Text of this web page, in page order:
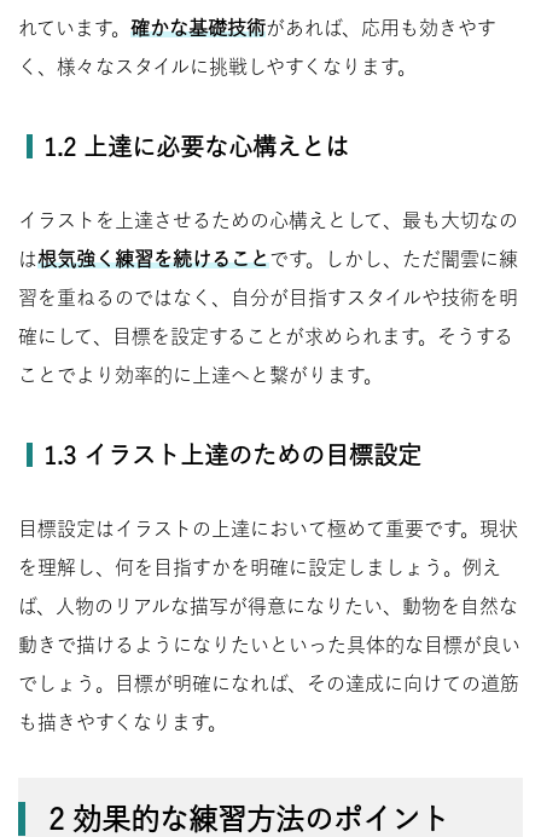
れています。 確かな基礎技術があれば、応用も効きやす
く、様々なスタイルに挑戦しやすくなります。
1.2 上達に必要な心構えとは
イラストを上達させるための心構えとして、最も大切なの
は根気強く練習を続けることです。しかし、ただ闇雲に練
習を重ねるのではなく、自分が目指すスタイルや技術を明
確にして、目標を設定することが求められます。そうする
ことでより効率的に上達へと繋がります。
1.3 イラスト上達のための目標設定
目標設定はイラストの上達において極めて重要です。現状
を理解し、何を目指すかを明確に設定しましょう。例え
ば、人物のリアルな描写が得意になりたい、動物を自然な
動きで描けるようになりたいといった具体的な目標が良い
でしょう。目標が明確になれば、その達成に向けての道筋
も描きやすくなります。
2 効果的な練習方法のポイント